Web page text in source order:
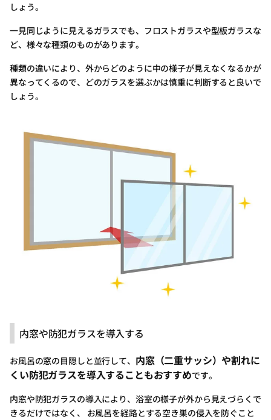
しょう。
一見同じように見えるガラスでも、フロストガラスや型板ガラスな
ど、様々な種類のものがあります。
種類の違いにより、外からどのように中の様子が見えなくなるかが
異なってくるので、どのガラスを選ぶかは慎重に判断すると良いで
しょう。
内窓や防犯ガラスを導入する
お風呂の窓の目隠しと並行して、 内窓（二重サッシ）や割れに
くい防犯ガラスを導入することもおすすめです。
内窓や防犯ガラスの導入により、浴室の様子が外から見えづらくで
きるだけではなく、 お風呂を経路とする空き巣の侵入を防ぐこと